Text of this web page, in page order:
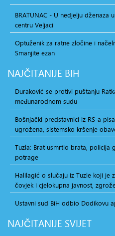
BRATUNAC - U nedjelju dženaza
centru Veljaci
Optuženik za ratne zločine i
Smanjite ezan
NAJČITANIJE BIH
Duraković se protivi puštanju
međunarodnom sudu
Bošnjački predstavnici iz RS-a
ugrožena, sistemsko kršenje
Tuzla: Brat usmrtio brata, policija
potrage
Halilagić o slučaju iz Tuzle koji je
čovjek i cjelokupna javnost,
Ustavni sud BiH odbio Dodikovu
NAJČITANIJE SVIJET